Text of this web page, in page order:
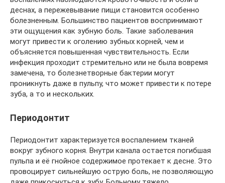
деснах, а пережевывание пищи становится особенно
болезненным. Большинство пациентов воспринимают
эти ощущения как зубную боль. Такие заболевания
могут привести к оголению зубных корней, чем и
объясняется повышенная чувствительность. Если
инфекция проходит стремительно или не была вовремя
замечена, то болезнетворные бактерии могут
проникнуть даже в пульпу, что может привести к потере
зуба, а то и нескольких.
Периодонтит
Периодонтит характеризуется воспалением тканей
вокруг зубного корня. Внутри канала остается погибшая
пульпа и её гнойное содержимое протекает к десне. Это
провоцирует сильнейшую острую боль, не позволяющую